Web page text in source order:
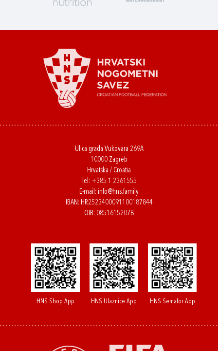
Ulica grada Vukovara 269A
10000 Zagreb
Hrvatska / Croatia
Tel: +385 1 2361555
E-mail: info@hns.family
IBAN: HR2523400091100187844
OIB: 08516152078
HNS Shop App HNS Ulaznice App HNS Semafor App